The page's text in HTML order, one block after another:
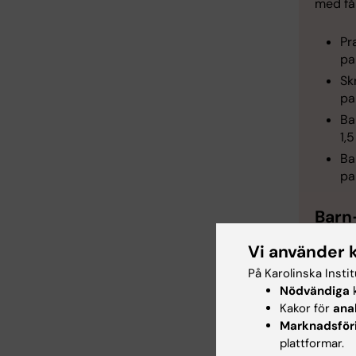
med
Niklas
På
Vi använder
På Karolinska
Nödvändiga
Kakor för
plattformar.